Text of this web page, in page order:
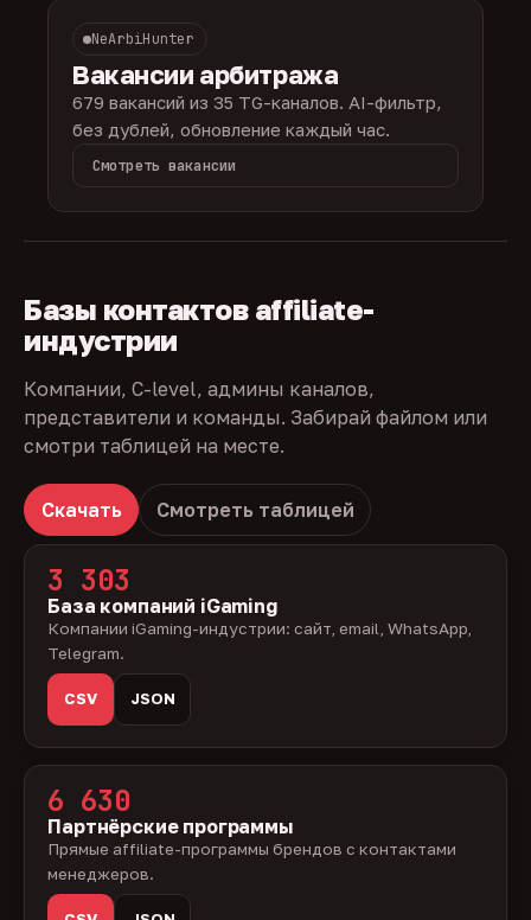
NeArbiHunter
Вакансии арбитража
679 вакансий из 35 TG-каналов. AI-фильтр,
без дублей, обновление каждый час.
Смотреть вакансии
Базы контактов affiliate-
индустрии
Компании, C-level, админы каналов,
представители и команды. Забирай файлом или
смотри таблицей на месте.
Скачать Смотреть таблицей
3 303
База компаний iGaming
Компании iGaming-индустрии: сайт, email, WhatsApp,
Telegram.
CSV JSON
6 630
Партнёрские программы
Прямые affiliate-программы брендов с контактами
менеджеров.